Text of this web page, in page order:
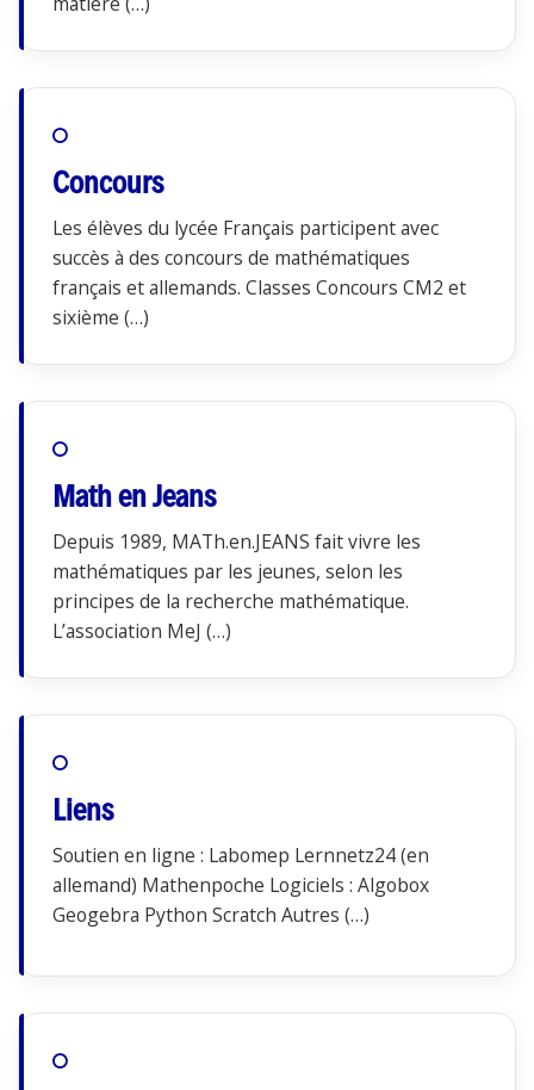
Concours
Les élèves du lycée Français participent avec
succès à des concours de mathématiques
français et allemands. Classes Concours CM2 et
sixième (…)
Math en Jeans
Depuis 1989, MATh.en.JEANS fait vivre les
mathématiques par les jeunes, selon les
principes de la recherche mathématique.
L’association MeJ (…)
Liens
Soutien en ligne : Labomep Lernnetz24 (en
allemand) Mathenpoche Logiciels : Algobox
Geogebra Python Scratch Autres (…)